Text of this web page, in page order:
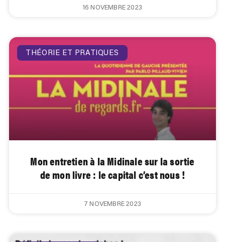
16 NOVEMBRE 2023
THÉORIE ET PRATIQUES
Mon entretien à la Midinale sur la sortie
de mon livre : le capital c’est nous !
7 NOVEMBRE 2023